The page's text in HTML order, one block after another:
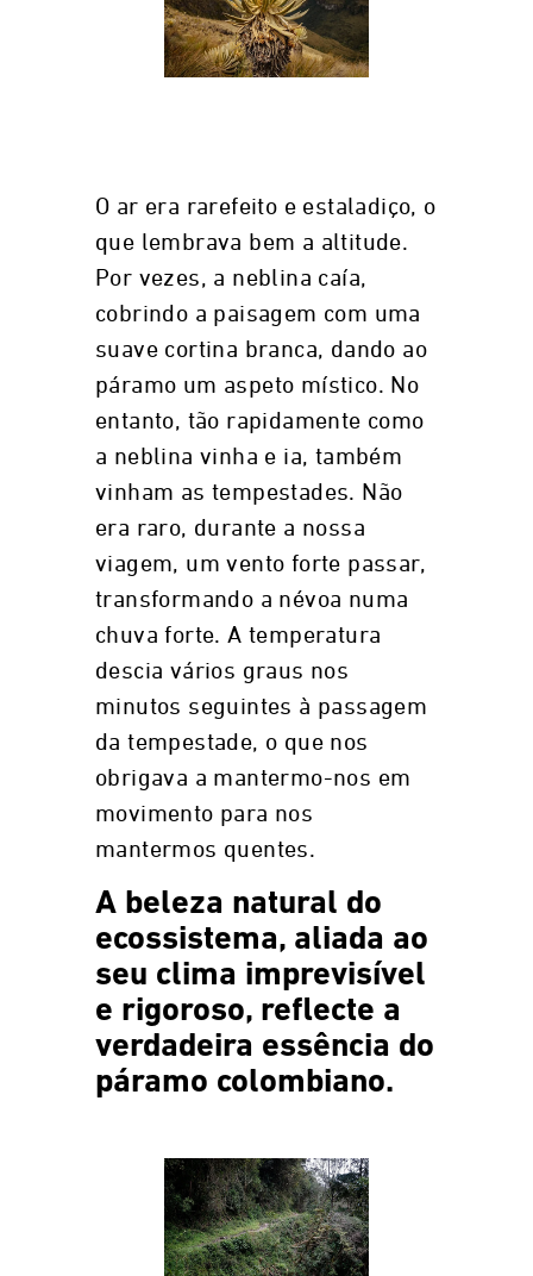
O ar era rarefeito e estaladiço, o
que lembrava bem a altitude.
Por vezes, a neblina caía,
cobrindo a paisagem com uma
suave cortina branca, dando ao
páramo um aspeto místico. No
entanto, tão rapidamente como
a neblina vinha e ia, também
vinham as tempestades. Não
era raro, durante a nossa
viagem, um vento forte passar,
transformando a névoa numa
chuva forte. A temperatura
descia vários graus nos
minutos seguintes à passagem
da tempestade, o que nos
obrigava a mantermo-nos em
movimento para nos
mantermos quentes.
A beleza natural do
ecossistema, aliada ao
seu clima imprevisível
e rigoroso, reflecte a
verdadeira essência do
páramo colombiano.